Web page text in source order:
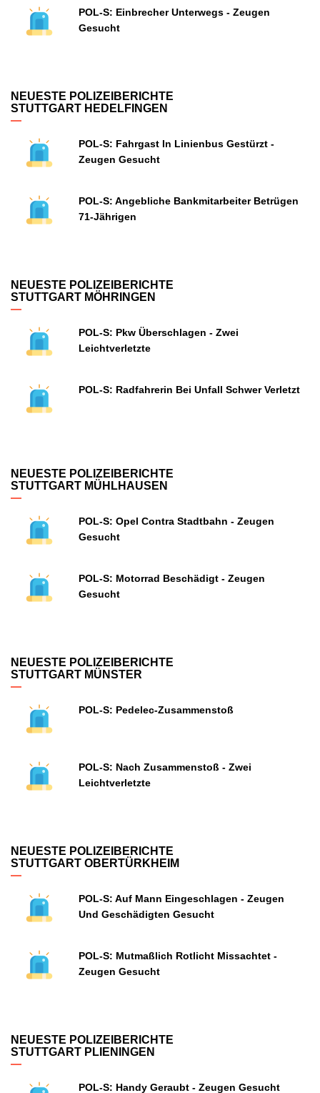
POL-S: Einbrecher Unterwegs - Zeugen
Gesucht
NEUESTE POLIZEIBERICHTE
STUTTGART HEDELFINGEN
POL-S: Fahrgast In Linienbus Gestürzt -
Zeugen Gesucht
POL-S: Angebliche Bankmitarbeiter Betrügen
71-Jährigen
NEUESTE POLIZEIBERICHTE
STUTTGART MÖHRINGEN
POL-S: Pkw Überschlagen - Zwei
Leichtverletzte
POL-S: Radfahrerin Bei Unfall Schwer Verletzt
NEUESTE POLIZEIBERICHTE
STUTTGART MÜHLHAUSEN
POL-S: Opel Contra Stadtbahn - Zeugen
Gesucht
POL-S: Motorrad Beschädigt - Zeugen
Gesucht
NEUESTE POLIZEIBERICHTE
STUTTGART MÜNSTER
POL-S: Pedelec-Zusammenstoß
POL-S: Nach Zusammenstoß - Zwei
Leichtverletzte
NEUESTE POLIZEIBERICHTE
STUTTGART OBERTÜRKHEIM
POL-S: Auf Mann Eingeschlagen - Zeugen
Und Geschädigten Gesucht
POL-S: Mutmaßlich Rotlicht Missachtet -
Zeugen Gesucht
NEUESTE POLIZEIBERICHTE
STUTTGART PLIENINGEN
POL-S: Handy Geraubt - Zeugen Gesucht